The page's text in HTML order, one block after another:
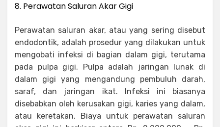
8. Perawatan Saluran Akar Gigi
Perawatan saluran akar, atau yang sering disebut
endodontik, adalah prosedur yang dilakukan untuk
mengobati infeksi di bagian dalam gigi, terutama
pada pulpa gigi. Pulpa adalah jaringan lunak di
dalam gigi yang mengandung pembuluh darah,
saraf, dan jaringan ikat. Infeksi ini biasanya
disebabkan oleh kerusakan gigi, karies yang dalam,
atau keretakan. Biaya untuk perawatan saluran